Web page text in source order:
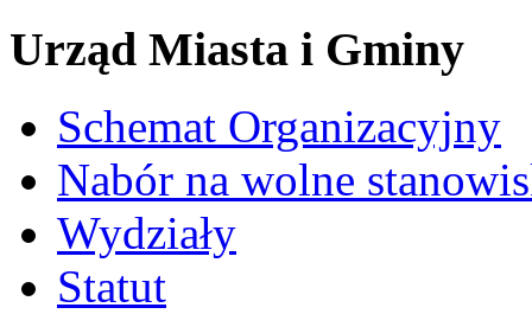
Urząd Miasta i Gminy
Schemat Organizacyjny
Nabór na wolne
Wydziały
Statut